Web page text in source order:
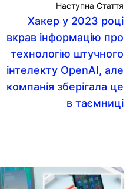
Наступна Стаття
Хакер у 2023 році
вкрав інформацію про
технологію штучного
інтелекту OpenAI, але
компанія зберігала це
в таємниці